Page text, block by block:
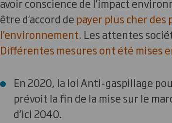
avoir conscience de l’impact
être d’accord de payer plus cher
l’environnement. Les attentes
Différentes mesures ont été mises
En 2020, la loi Anti-gaspillage
prévoit la fin de la mise sur le
d’ici 2040.